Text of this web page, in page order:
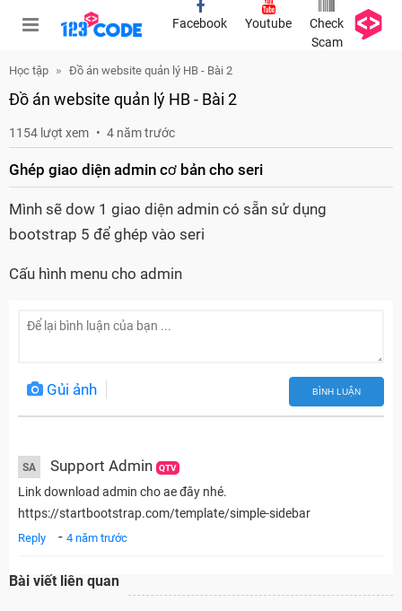
Facebook Youtube
Check
Scam
Học tập Đồ án website quản lý HB - Bài 2
Đồ án website quản lý HB - Bài 2
1154 lượt xem 4 năm trước
Ghép giao diện admin cơ bản cho seri
Mình sẽ dow 1 giao diện admin có sẵn sử dụng
bootstrap 5 để ghép vào seri
Cấu hình menu cho admin
Gủi ảnh BÌNH LUẬN
SA Support Admin QTV
Link download admin cho ae đây nhé.
https://startbootstrap.com/template/simple-sidebar
Reply - 4 năm trước
Bài viết liên quan